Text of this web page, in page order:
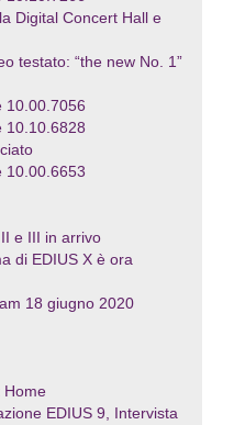
Digital Concert Hall e
testato: “the new No. 1”
10.00.7056
10.10.6828
10.00.6653
e III in arrivo
di EDIUS X è ora
18 giugno 2020
Home
EDIUS 9, Intervista